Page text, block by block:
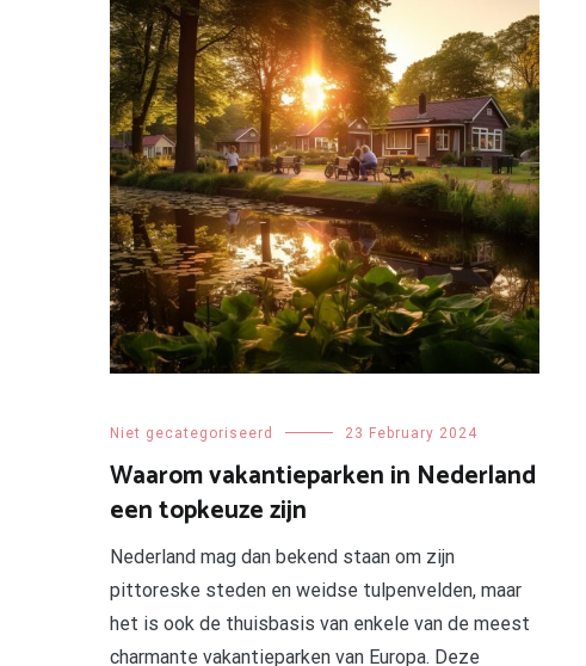
Niet gecategoriseerd 23 February 2024
Waarom vakantieparken in Nederland
een topkeuze zijn
Nederland mag dan bekend staan om zijn
pittoreske steden en weidse tulpenvelden, maar
het is ook de thuisbasis van enkele van de meest
charmante vakantieparken van Europa. Deze